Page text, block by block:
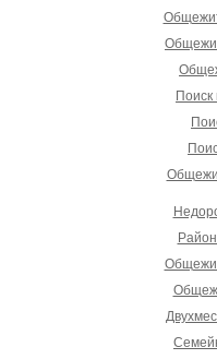
Поиск